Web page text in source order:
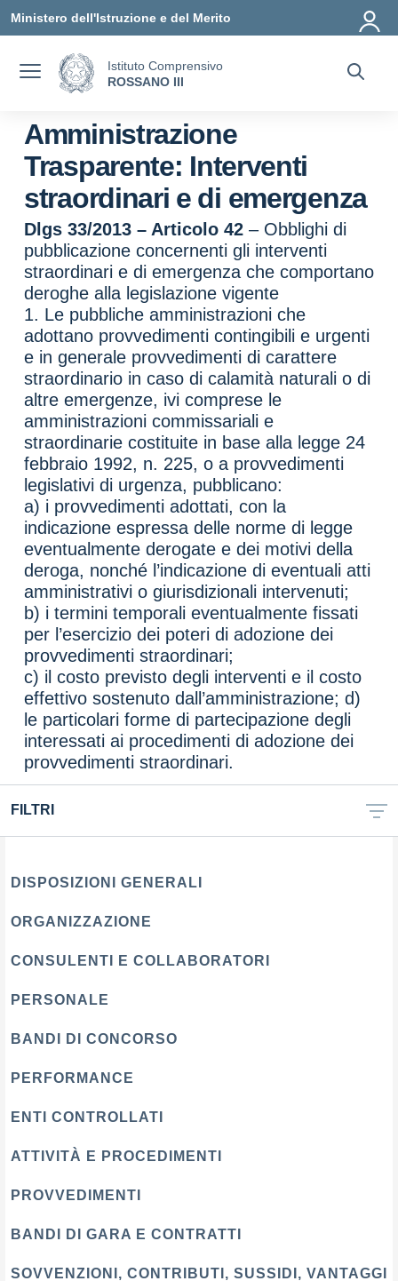
Ministero dell'Istruzione e del Merito
Istituto Comprensivo
ROSSANO III
Amministrazione
Trasparente: Interventi
straordinari e di emergenza
Dlgs 33/2013 – Articolo 42 – Obblighi di
pubblicazione concernenti gli interventi
straordinari e di emergenza che comportano
deroghe alla legislazione vigente
1. Le pubbliche amministrazioni che
adottano provvedimenti contingibili e urgenti
e in generale provvedimenti di carattere
straordinario in caso di calamità naturali o di
altre emergenze, ivi comprese le
amministrazioni commissariali e
straordinarie costituite in base alla legge 24
febbraio 1992, n. 225, o a provvedimenti
legislativi di urgenza, pubblicano:
a) i provvedimenti adottati, con la
indicazione espressa delle norme di legge
eventualmente derogate e dei motivi della
deroga, nonché l’indicazione di eventuali atti
amministrativi o giurisdizionali intervenuti;
b) i termini temporali eventualmente fissati
per l’esercizio dei poteri di adozione dei
provvedimenti straordinari;
c) il costo previsto degli interventi e il costo
effettivo sostenuto dall’amministrazione; d)
le particolari forme di partecipazione degli
interessati ai procedimenti di adozione dei
provvedimenti straordinari.
FILTRI
DISPOSIZIONI GENERALI
ORGANIZZAZIONE
CONSULENTI E COLLABORATORI
PERSONALE
BANDI DI CONCORSO
PERFORMANCE
ENTI CONTROLLATI
ATTIVITÀ E PROCEDIMENTI
PROVVEDIMENTI
BANDI DI GARA E CONTRATTI
SOVVENZIONI, CONTRIBUTI, SUSSIDI, VANTAGGI